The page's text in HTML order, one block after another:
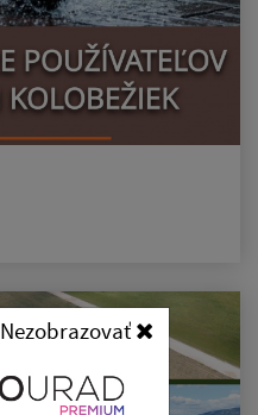
Nezobrazovať